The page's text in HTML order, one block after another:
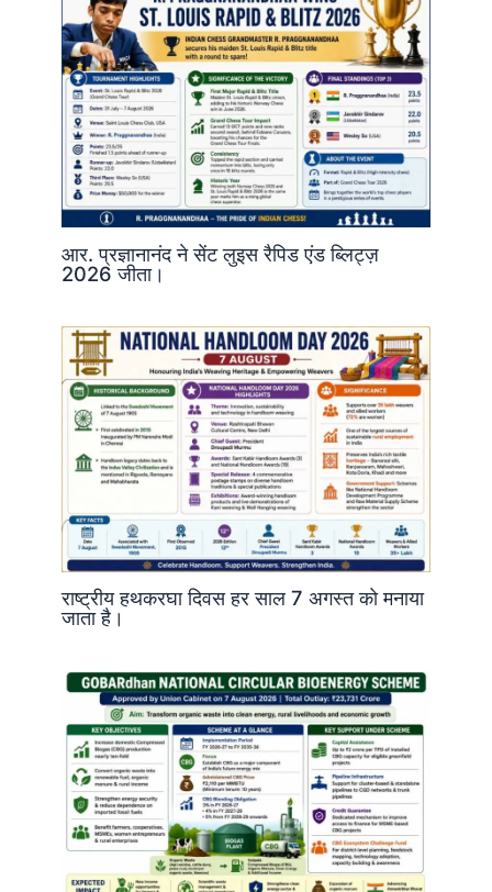
आर. प्रज्ञानानंद ने सेंट लुइस रैपिड एंड ब्लिट्ज़
2026 जीता।
राष्ट्रीय हथकरघा दिवस हर साल 7 अगस्त को मनाया
जाता है।